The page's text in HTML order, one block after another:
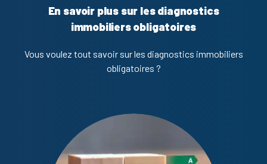
En savoir plus sur les diagnostics
immobiliers obligatoires
Vous voulez tout savoir sur les diagnostics immobiliers
obligatoires ?